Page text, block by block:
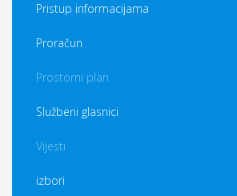
Pristup informacijama
Proračun
Prostorni plan
Službeni glasnici
Vijesti
izbori